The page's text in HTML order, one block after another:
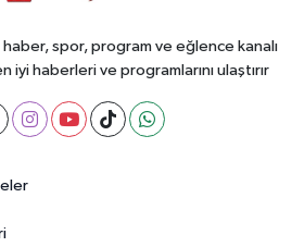
spor, program ve eğlence kanalı
haberleri ve programlarını ulaştırır